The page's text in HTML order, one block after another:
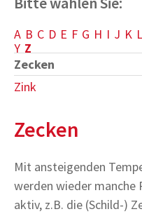
A B C D E F G H I J K L
Y Z
Zecken
Zink
Zecken
Mit ansteigenden
werden wieder manche
aktiv, z.B. die (Schild-)